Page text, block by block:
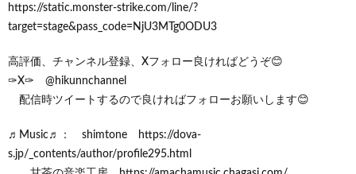
https://static.monster-strike.com/line/?
target=stage&pass_code=NjU3MTg0ODU3
高評価、チャンネル登録、Xフォロー良ければどうぞ😊
✑X✑ @hikunnchannel
配信時ツイートするので良ければフォローお願いします😊
♬Music♬： shimtone https://dova-
s.jp/_contents/author/profile295.html